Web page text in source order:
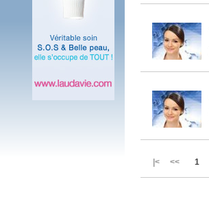
|< << 1